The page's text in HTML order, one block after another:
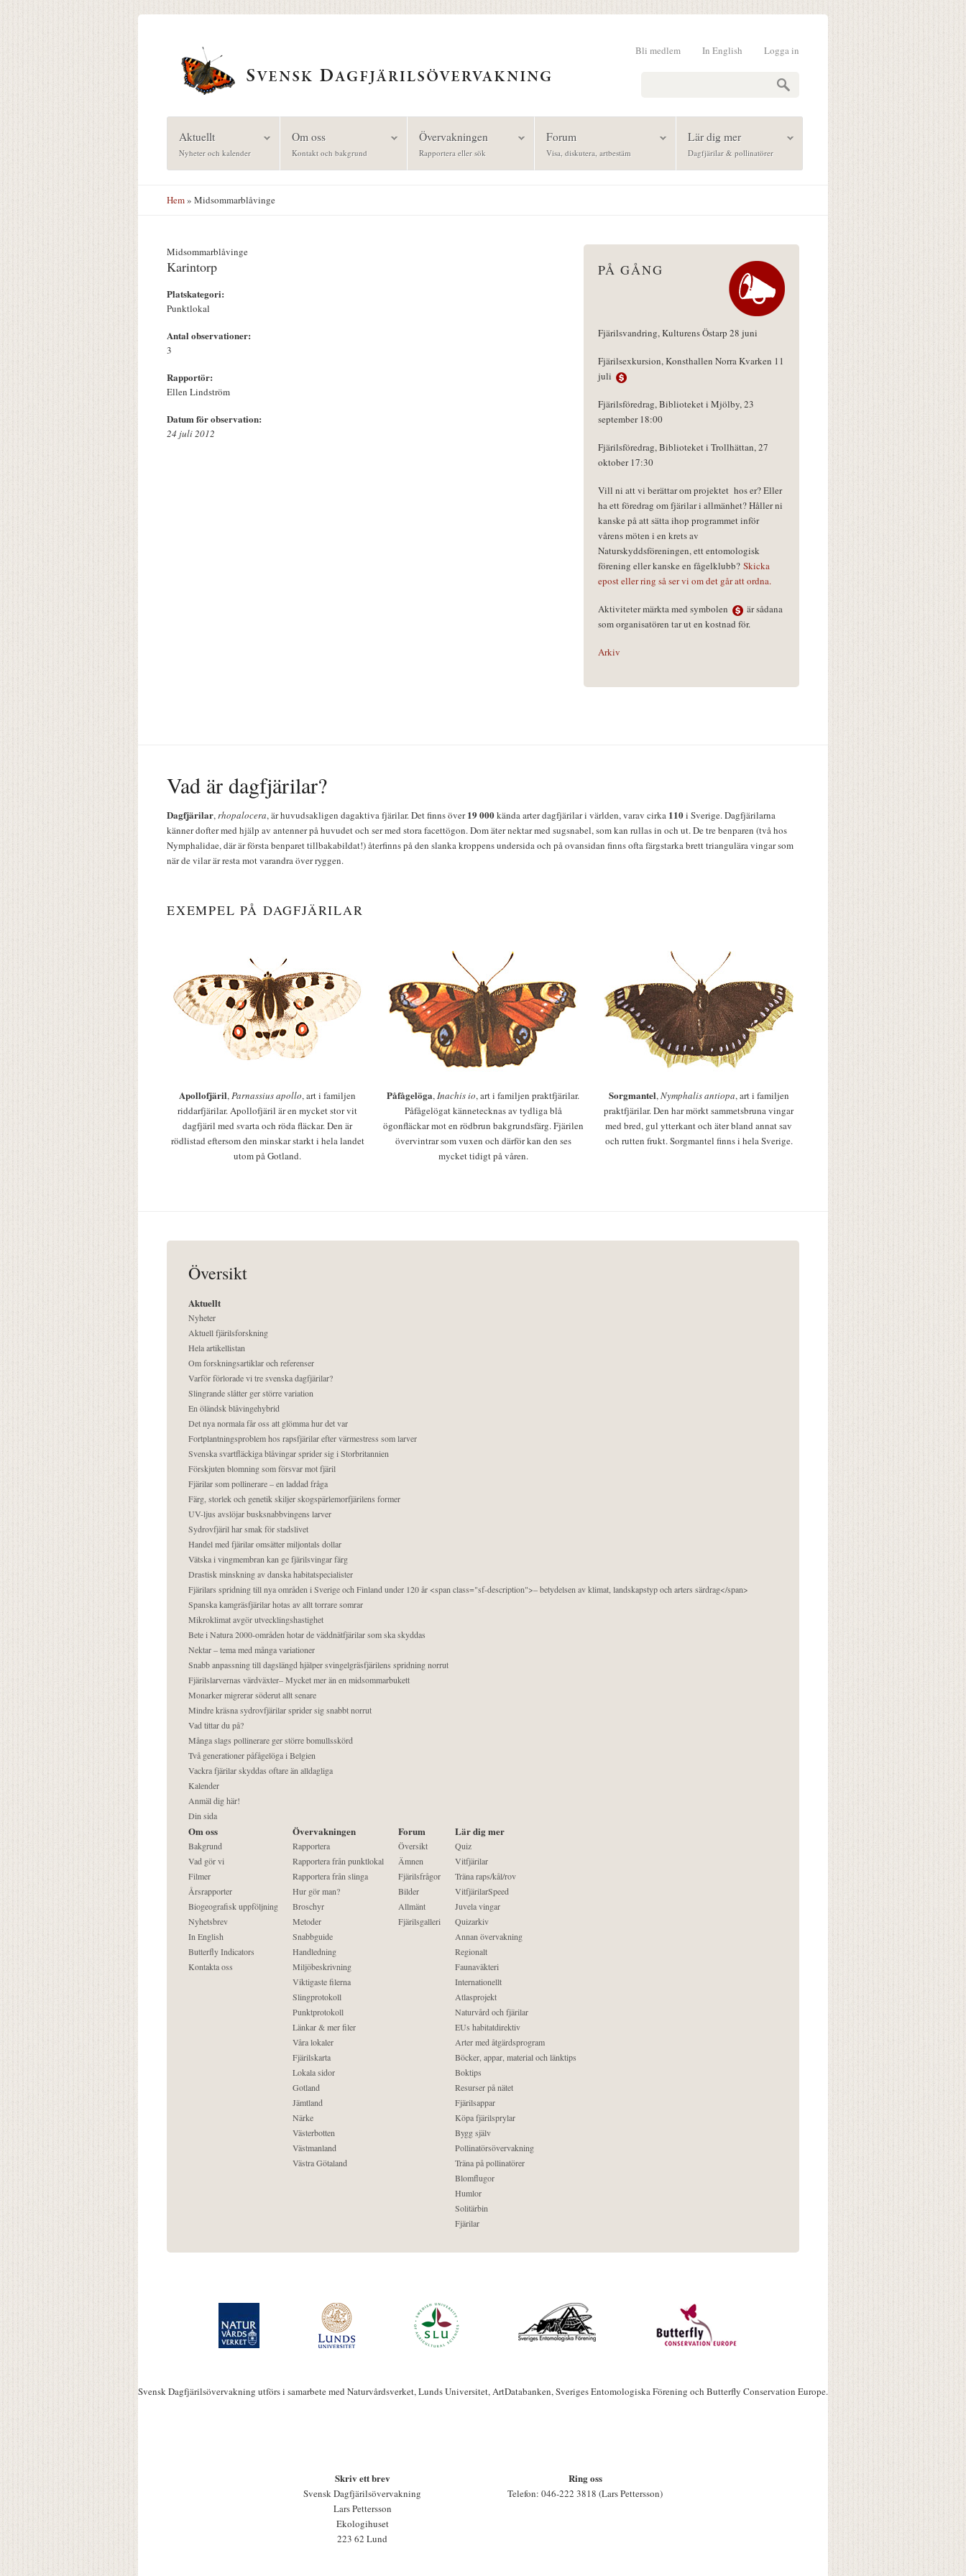
Logga in
In English
Bli medlem
Aktuellt
Nyheter och kalender
Om oss
Kontakt och bakgrund
Övervakningen
Rapportera eller sök
Forum
Visa, diskutera, artbestäm
Lär dig mer
Dagfjärilar & pollinatörer
Hem» Midsommarblåvinge
Midsommarblåvinge
Karintorp
Platskategori:
Punktlokal
Antal observationer:
3
Rapportör:
Ellen Lindström
Datum för observation:
24 juli 2012
PÅ GÅNG
Fjärilsvandring, Kulturens Östarp 28 juni
Fjärilsexkursion, Konsthallen Norra Kvarken 11
juli
Fjärilsföredrag, Biblioteket i Mjölby, 23
september 18:00
Fjärilsföredrag, Biblioteket i Trollhättan, 27
oktober 17:30
Vill ni att vi berättar om projektet hos er? Eller
ha ett föredrag om fjärilar i allmänhet? Håller ni
kanske på att sätta ihop programmet inför
vårens möten i en krets av
Naturskyddsföreningen, ett entomologisk
förening eller kanske en fågelklubb? Skicka
epost eller ring så ser vi om det går att ordna.
Aktiviteter märkta med symbolen
är sådana
som organisatören tar ut en kostnad för.
Arkiv
Vad är dagfjärilar?
Dagfjärilar,rhopalocera, är huvudsakligen dagaktiva fjärilar. Det finns över19 000kända arter dagfjärilar i världen, varav cirka 110i Sverige. Dagfjärilarna
känner dofter med hjälp av antenner på huvudet och ser med stora facettögon. Dom äter nektar med sugsnabel, som kan rullas in och ut. De tre benparen (två hos
Nymphalidae, där är första benparet tillbakabildat!) återfinns på den slanka kroppens undersida och på ovansidan finns ofta färgstarka brett triangulära vingar som
när de vilar är resta mot varandra över ryggen.
EXEMPEL PÅ DAGFJÄRILAR
Apollofjäril,Parnassius apollo, art i familjen
riddarfjärilar. Apollofjäril är en mycket stor vit
dagfjäril med svarta och röda fläckar. Den är
rödlistad eftersom den minskar starkt i hela landet
utom på Gotland.
Påfågelöga,Inachis io, art i familjen praktfjärilar.
Påfågelögat kännetecknas av tydliga blå
ögonfläckar mot en rödbrun bakgrundsfärg. Fjärilen
övervintrar som vuxen och därför kan den ses
mycket tidigt på våren.
Sorgmantel,Nymphalis antiopa, art i familjen
praktfjärilar. Den har mörkt sammetsbruna vingar
med bred, gul ytterkant och äter bland annat sav
och rutten frukt. Sorgmantel finns i hela Sverige.
Översikt
Aktuellt
Nyheter
Aktuell fjärilsforskning
Hela artikellistan
Om forskningsartiklar och referenser
Varför förlorade vi tre svenska dagfjärilar?
Slingrande slåtter ger större variation
En öländsk blåvingehybrid
Det nya normala får oss att glömma hur det var
Fortplantningsproblem hos rapsfjärilar efter värmestress som larver
Svenska svartfläckiga blåvingar sprider sig i Storbritannien
Förskjuten blomning som försvar mot fjäril
Fjärilar som pollinerare – en laddad fråga
Färg, storlek och genetik skiljer skogspärlemorfjärilens former
UV-ljus avslöjar busksnabbvingens larver
Sydrovfjäril har smak för stadslivet
Handel med fjärilar omsätter miljontals dollar
Vätska i vingmembran kan ge fjärilsvingar färg
Drastisk minskning av danska habitatspecialister
Fjärilars spridning till nya områden i Sverige och Finland under 120 år <span class="sf-description">– betydelsen av klimat, landskapstyp och arters särdrag</span>
Spanska kamgräsfjärilar hotas av allt torrare somrar
Mikroklimat avgör utvecklingshastighet
Bete i Natura 2000-områden hotar de väddnätfjärilar som ska skyddas
Nektar – tema med många variationer
Snabb anpassning till dagslängd hjälper svingelgräsfjärilens spridning norrut
Fjärilslarvernas värdväxter– Mycket mer än en midsommarbukett
Monarker migrerar söderut allt senare
Mindre kräsna sydrovfjärilar sprider sig snabbt norrut
Vad tittar du på?
Många slags pollinerare ger större bomullsskörd
Två generationer påfågelöga i Belgien
Vackra fjärilar skyddas oftare än alldagliga
Kalender
Anmäl dig här!
Din sida
Om oss
Bakgrund
Vad gör vi
Filmer
Årsrapporter
Biogeografisk uppföljning
Nyhetsbrev
In English
Butterfly Indicators
Kontakta oss
Övervakningen
Rapportera
Rapportera från punktlokal
Rapportera från slinga
Hur gör man?
Broschyr
Metoder
Snabbguide
Handledning
Miljöbeskrivning
Viktigaste filerna
Slingprotokoll
Punktprotokoll
Länkar & mer filer
Våra lokaler
Fjärilskarta
Lokala sidor
Gotland
Jämtland
Närke
Västerbotten
Västmanland
Västra Götaland
Forum
Översikt
Ämnen
Fjärilsfrågor
Bilder
Allmänt
Fjärilsgalleri
Lär dig mer
Quiz
Vitfjärilar
Träna raps/kål/rov
VitfjärilarSpeed
Juvela vingar
Quizarkiv
Annan övervakning
Regionalt
Faunaväkteri
Internationellt
Atlasprojekt
Naturvård och fjärilar
EUs habitatdirektiv
Arter med åtgärdsprogram
Böcker, appar, material och länktips
Boktips
Resurser på nätet
Fjärilsappar
Köpa fjärilsprylar
Bygg själv
Pollinatörsövervakning
Träna på pollinatörer
Blomflugor
Humlor
Solitärbin
Fjärilar
Svensk Dagfjärilsövervakning utförs i samarbete med Naturvårdsverket, Lunds Universitet, ArtDatabanken, Sveriges Entomologiska Förening och Butterfly Conservation Europe.
Skriv ett brev
Svensk Dagfjärilsövervakning
Lars Pettersson
Ekologihuset
223 62 Lund
Ring oss
Telefon: 046-222 3818 (Lars Pettersson)